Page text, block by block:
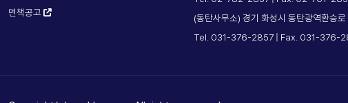
면책공고
(동탄사무소) 경기 화성시 동탄광역환승
Tel. 031-376-2857 | Fax. 031-376-